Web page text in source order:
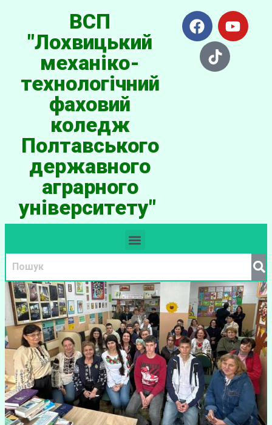
ВСП
"Лохвицький
механіко-
технологічний
фаховий
коледж
Полтавського
державного
аграрного
університету"